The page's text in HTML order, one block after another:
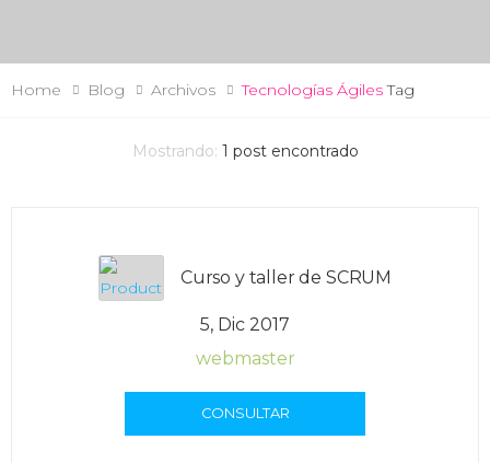
Home Blog Archivos Tecnologías ÁgilesTag
Mostrando: 1 post encontrado
Curso y taller de SCRUM
5, Dic 2017
webmaster
CONSULTAR